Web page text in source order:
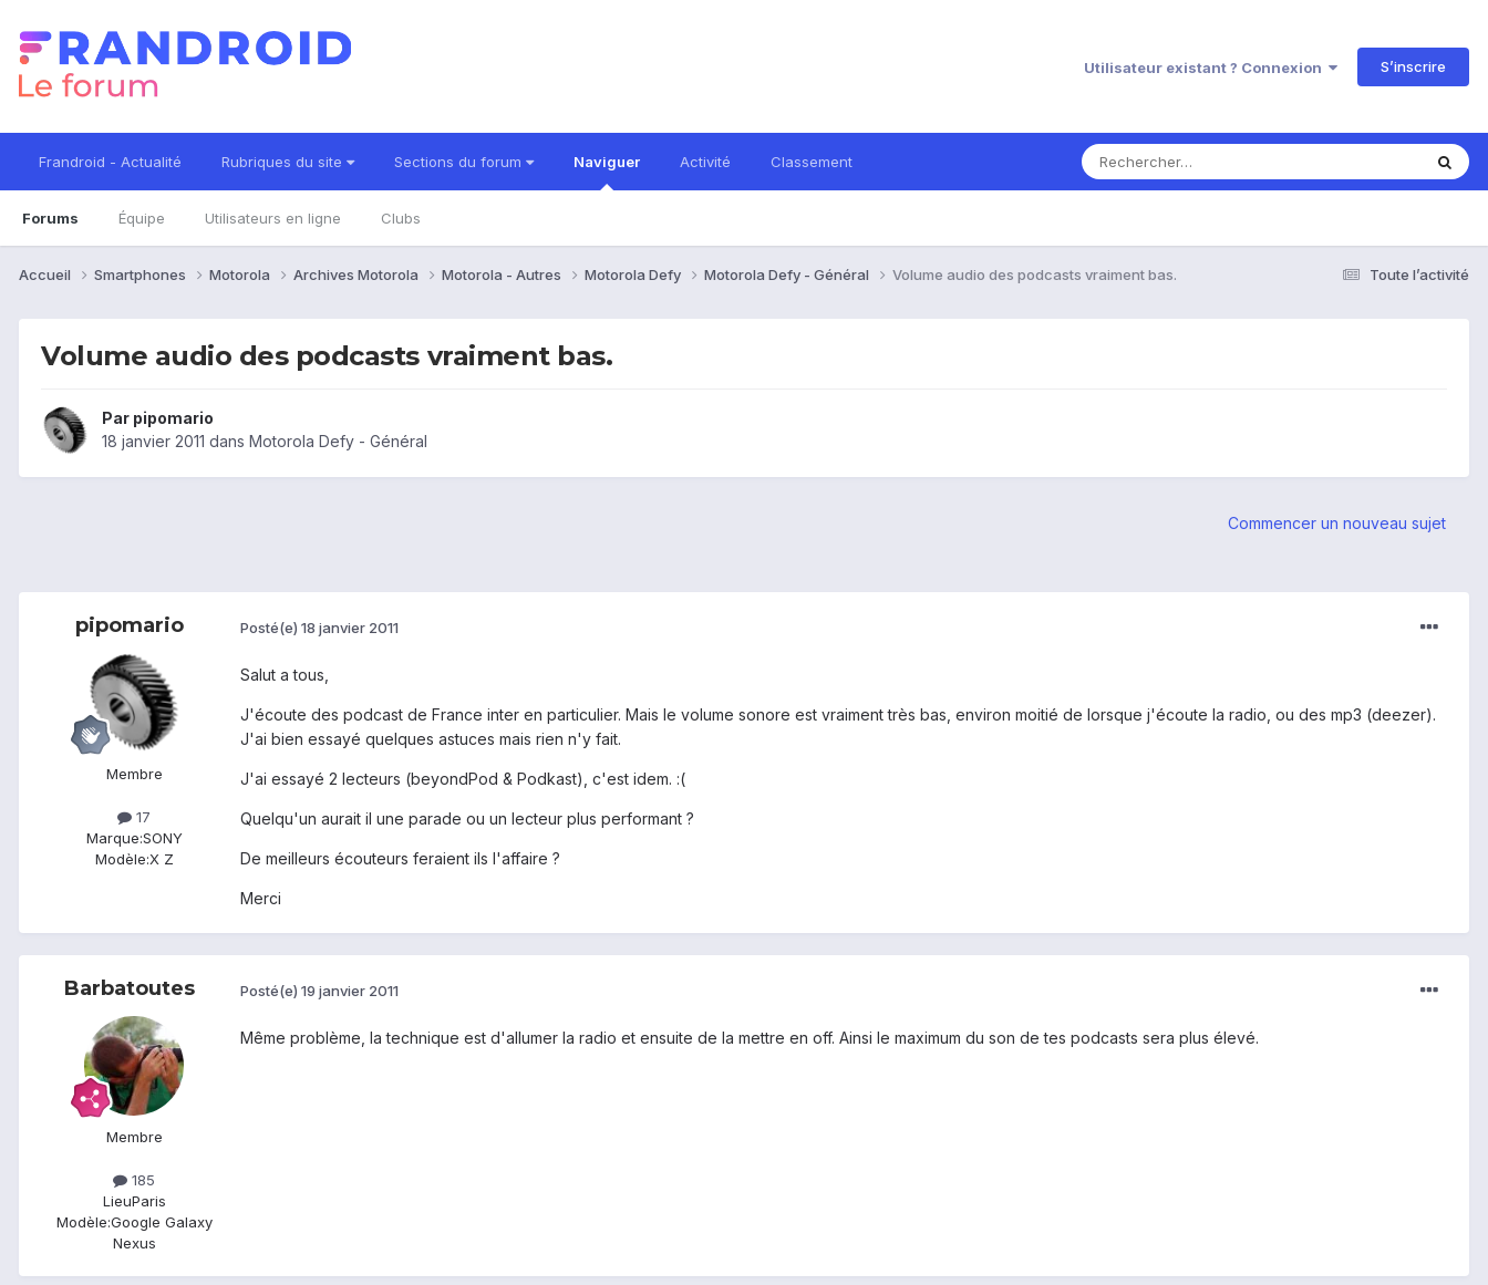
Utilisateur existant ? Connexion S’inscrire
Frandroid - Actualité Rubriques du site Sections du forum Naviguer
Forums Équipe Utilisateurs en ligne Clubs
Activité Classement
Toute l’activité
Accueil Smartphones Motorola Archives Motorola Motorola - Autres Motorola Defy Motorola Defy - Général Volume audio des podcasts vraiment bas.
Volume audio des podcasts vraiment bas.
Par pipomario
18 janvier 2011 dans Motorola Defy - Général
Commencer un nouveau sujet
pipomario
Membre
17
Marque:SONY
Modèle:X Z
Posté(e) 18 janvier 2011
Salut a tous,
J'écoute des podcast de France inter en particulier. Mais le volume sonore est vraiment très bas, environ moitié de lorsque j'écoute la radio, ou des mp3 (deezer).
J'ai bien essayé quelques astuces mais rien n'y fait.
J'ai essayé 2 lecteurs (beyondPod & Podkast), c'est idem. :(
Quelqu'un aurait il une parade ou un lecteur plus performant ?
De meilleurs écouteurs feraient ils l'affaire ?
Merci
Barbatoutes
Membre
185
LieuParis
Modèle:Google Galaxy
Nexus
Posté(e) 19 janvier 2011
Même problème, la technique est d'allumer la radio et ensuite de la mettre en off. Ainsi le maximum du son de tes podcasts sera plus élevé.